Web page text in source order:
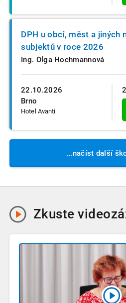
22.10.2026
Brno
Hotel Avanti
DPH u obcí, měst a jiných
subjektů v roce 2026
Ing. Olga Hochmannová
...načíst další
Zkuste